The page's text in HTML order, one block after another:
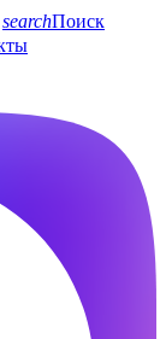
searchПоиск